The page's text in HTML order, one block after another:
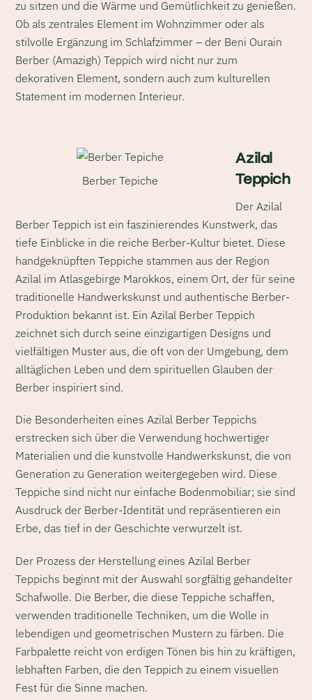
zu sitzen und die Wärme und Gemütlichkeit zu genießen.
Ob als zentrales Element im Wohnzimmer oder als
stilvolle Ergänzung im Schlafzimmer – der Beni Ourain
Berber (Amazigh) Teppich wird nicht nur zum
dekorativen Element, sondern auch zum kulturellen
Statement im modernen Interieur.
Berber Tepiche
Azilal
Teppich
Der Azilal
Berber Teppich ist ein faszinierendes Kunstwerk, das
tiefe Einblicke in die reiche Berber-Kultur bietet. Diese
handgeknüpften Teppiche stammen aus der Region
Azilal im Atlasgebirge Marokkos, einem Ort, der für seine
traditionelle Handwerkskunst und authentische Berber-
Produktion bekannt ist. Ein Azilal Berber Teppich
zeichnet sich durch seine einzigartigen Designs und
vielfältigen Muster aus, die oft von der Umgebung, dem
alltäglichen Leben und dem spirituellen Glauben der
Berber inspiriert sind.
Die Besonderheiten eines Azilal Berber Teppichs
erstrecken sich über die Verwendung hochwertiger
Materialien und die kunstvolle Handwerkskunst, die von
Generation zu Generation weitergegeben wird. Diese
Teppiche sind nicht nur einfache Bodenmobiliar; sie sind
Ausdruck der Berber-Identität und repräsentieren ein
Erbe, das tief in der Geschichte verwurzelt ist.
Der Prozess der Herstellung eines Azilal Berber
Teppichs beginnt mit der Auswahl sorgfältig gehandelter
Schafwolle. Die Berber, die diese Teppiche schaffen,
verwenden traditionelle Techniken, um die Wolle in
lebendigen und geometrischen Mustern zu färben. Die
Farbpalette reicht von erdigen Tönen bis hin zu kräftigen,
lebhaften Farben, die den Teppich zu einem visuellen
Fest für die Sinne machen.